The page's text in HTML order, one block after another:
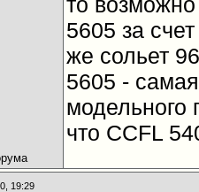
5605 за
же сольет
5605 -
модельного
что CCFL
19:29